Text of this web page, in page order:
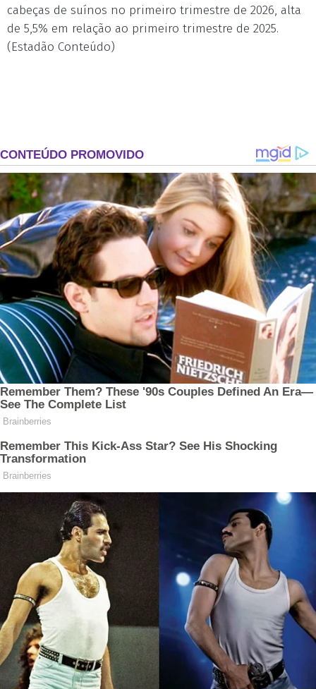
cabeças de suínos no primeiro trimestre de 2026, alta
de 5,5% em relação ao primeiro trimestre de 2025.
(Estadão Conteúdo)